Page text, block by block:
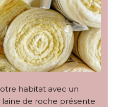
habitat avec un
laine de roche présente